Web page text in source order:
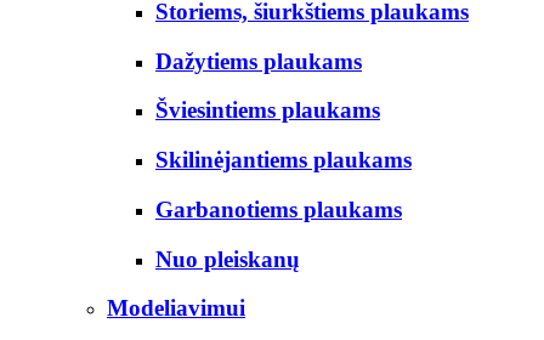
Storiems, šiurkštiems plaukams
Dažytiems plaukams
Šviesintiems plaukams
Skilinėjantiems plaukams
Garbanotiems plaukams
Nuo pleiskanų
Modeliavimui